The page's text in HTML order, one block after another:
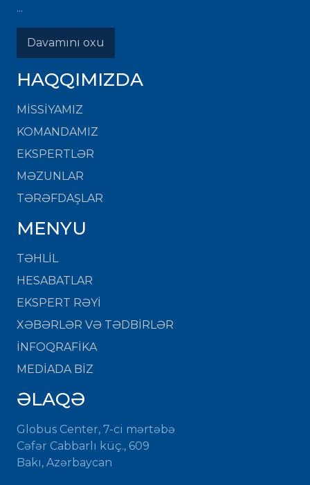
...
Davamını oxu
HAQQIMIZDA
MISSIYAMIZ
KOMANDAMIZ
EKSPERTLƏR
MƏZUNLAR
TƏRƏFDAŞLAR
MENYU
TƏHLİL
HESABATLAR
EKSPERT RƏYİ
XƏBƏRLƏR VƏ TƏDBİRLƏR
İNFOQRAFİKA
MEDİADA BİZ
ƏLAQƏ
Globus Center, 7-ci mərtəbə
Cəfər Cabbarlı küç., 609
Bakı, Azərbaycan